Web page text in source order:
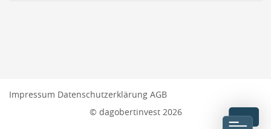
© dagobertinvest 2026
Impressum Datenschutzerklärung AGB